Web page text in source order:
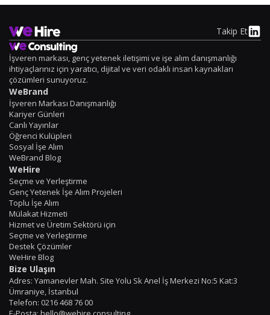
Takip Et
İşveren markası, genç yetenek iletişimi ve işe alım danışmanlığı
ihtiyaçlarınız için yaratıcı, dijital ve veri odaklı insan kaynakları
çözümleri sunuyoruz.
WeBrand
İşveren Markası Danışmanlığı
Kariyer Günleri
Canlı Yayınlar
Öğrenci Kulüpleri
Sosyal İşe Alım
WeBrand Blog
WeHire
Seçme ve Yerleştirme
Genç Yetenek İşe Alım Projeleri
Toplu İşe Alım
Mülakat Hizmeti
Hizmet ve Üretim Sektörü için
Seçme ve Yerleştirme
Destek Çözümler
WeHire Blog
Bize Ulaşın
Adres: Yamanevler Mah. Site Yolu Sk Anel İş Merkezi No:5 Kat:3
Ümraniye, İstanbul
Telefon: 0216 468 76 00